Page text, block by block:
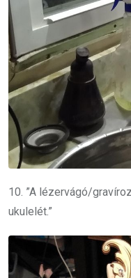
10. ”A lézervágó/
ukulelét.”